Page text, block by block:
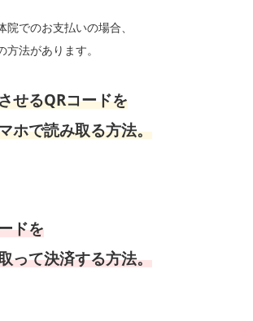
でのお支払いの場合、
方法があります。
せるQRコードを
ホで読み取る方法。
ドを
って決済する方法。